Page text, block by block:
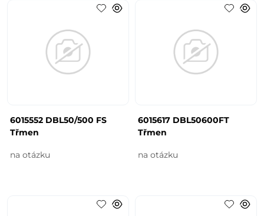
6015552 DBL50/500 FS
Třmen
na otázku
6015617 DBL50600FT
Třmen
na otázku